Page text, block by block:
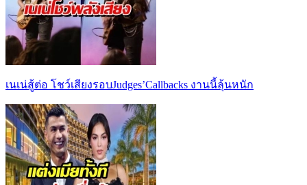
เนเน่สู้ต่อ โชว์เสียงรอบJudges’Callbacks งานนี้ลุ้นหนัก